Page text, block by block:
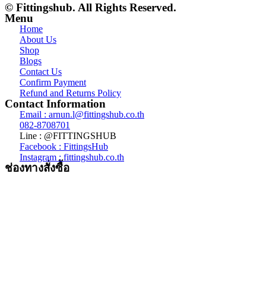
© Fittingshub. All Rights Reserved.
Menu
Home
About Us
Shop
Blogs
Contact Us
Confirm Payment
Refund and Returns Policy
Contact Information
Email : arnun.l@fittingshub.co.th
082-8708701
Line : @FITTINGSHUB
Facebook : FittingsHub
Instagram : fittingshub.co.th
ช่องทางสั่งซื้อ